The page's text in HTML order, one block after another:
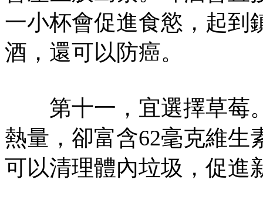
一小杯會促進食慾，起到
酒，還可以防癌。
第十一，宜選擇草莓。
熱量，卻富含62毫克維生
可以清理體內垃圾，促進